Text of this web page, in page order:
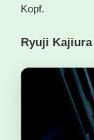
Kopf.
Ryuji Kajiura